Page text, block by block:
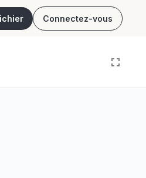
Connectez-vous